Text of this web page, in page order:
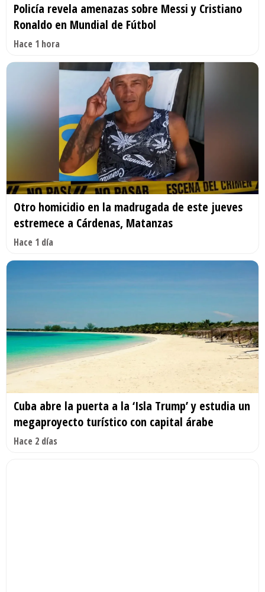
Policía revela amenazas sobre Messi y Cristiano
Ronaldo en Mundial de Fútbol
Hace 1 hora
Otro homicidio en la madrugada de este jueves
estremece a Cárdenas, Matanzas
Hace 1 día
Cuba abre la puerta a la ‘Isla Trump’ y estudia un
megaproyecto turístico con capital árabe
Hace 2 días